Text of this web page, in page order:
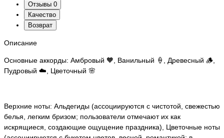
Отзывы 0
Качество
Возврат
Описание
Основные аккорды: Амбровый 🧡, Ванильный 🍦, Древесный 🪵,
Пудровый ☁️, Цветочный 🌸
Верхние ноты: Альдегиды (ассоциируются с чистотой, свежестью
белья, легким бризом; пользователи отмечают их как
искрящиеся, создающие ощущение праздника), Цветочные ноты